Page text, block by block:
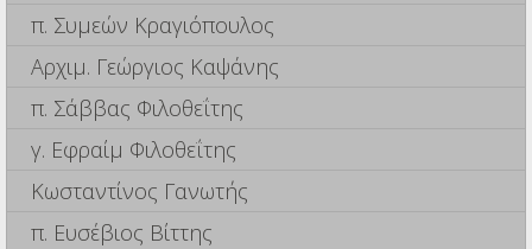
π. Συμεών Κραγιόπουλος
Αρχιμ. Γεώργιος Καψάνης
π. Σάββας Φιλοθεΐτης
γ. Εφραίμ Φιλοθεΐτης
Κωσταντίνος Γανωτής
π. Ευσέβιος Βίττης